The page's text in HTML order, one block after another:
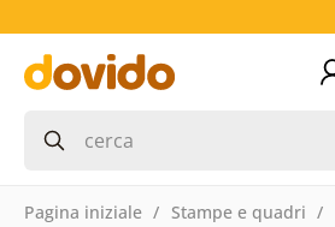
Pagina iniziale Stampe e quadri